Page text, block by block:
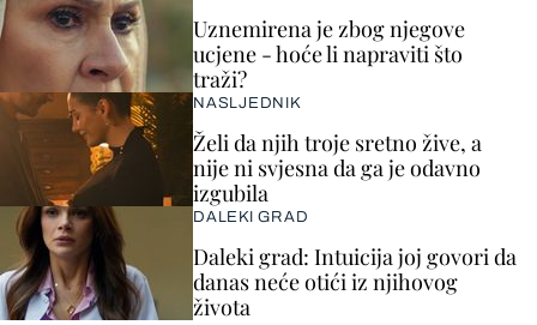
Uznemirena je zbog njegove
ucjene - hoće li napraviti što
traži?
NASLJEDNIK
Želi da njih troje sretno žive, a
nije ni svjesna da ga je odavno
izgubila
DALEKI GRAD
Daleki grad: Intuicija joj govori da
danas neće otići iz njihovog
života